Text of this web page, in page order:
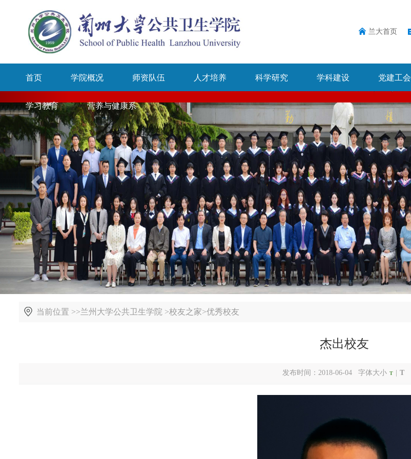
兰大首页
首页 学院概况 师资队伍 人才培养 科学研究 学科建设 党建工会
学习教育 营养与健康系
当前位置 >>兰州大学公共卫生学院 >校友之家>优秀校友
杰出校友
发布时间：2018-06-04 字体大小 T T